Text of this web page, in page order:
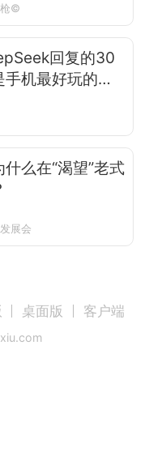
枪©
回复的30
手机最好玩的半
么在“渴望”老式
展会
桌面版 客户端